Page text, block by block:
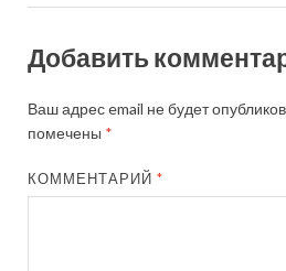
Добавить
Ваш адрес email не будет
помечены *
КОММЕНТАРИЙ*